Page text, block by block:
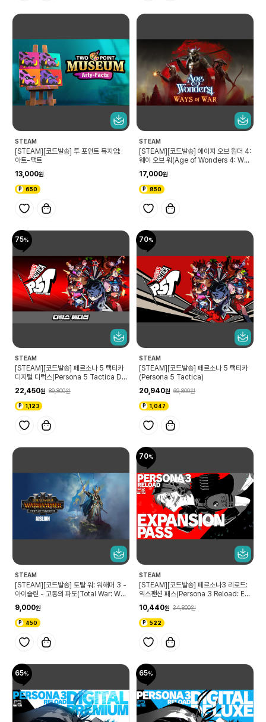
STEAM
[STEAM][코드발송] 투 포인트 뮤지엄:
아트-팩트
13,000
650
STEAM
[STEAM][코드발송] 에이지 오브 원더 4:
웨이 오브 워(Age of Wonders 4: Way
17,000
850
75
STEAM
[STEAM][코드발송] 페르소나 5 택티카
디지털 디럭스(Persona 5 Tactica Di
22,450 89,800
1,123
70
STEAM
[STEAM][코드발송] 페르소나 5 택티카
(Persona 5 Tactica)
20,940
69,800
1,047
STEAM
[STEAM][코드발송] 토탈 워: 워해머 3 -
아이슬린 - 고통의 파도(Total War: WA
orment)
9,000
450
70
STEAM
[STEAM][코드발송] 페르소나3 리로드:
익스팬션 패스(Persona 3 Reload: Ex
10,440 34,800
522
65 65